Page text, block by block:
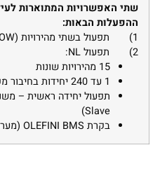
שתי האפשרויות המתוארות
ההפעלות הבאות:
1)
תפעול בשתי מהירויות (
2)
תפעולNL
:
15 מהירויות שונות
1 עד 240 יחידות בחיבור מקביל
תפעול יחידה ראשית –
Slave
)
בקרת OLEFINI BMS